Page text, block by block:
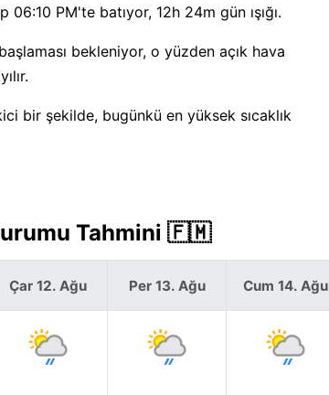
PM'te batıyor, 12h 24m gün ışığı.
bekleniyor, o yüzden açık hava
bir şekilde, bugünkü en yüksek sıcaklık
Tahmini 🇫🇲
Çar 12. Ağu Per 13. Ağu Cum 14. Ağu